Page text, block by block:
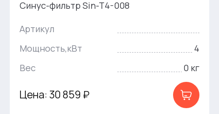
Синус-фильтр Sin-T4-008
Артикул
Мощность,кВт
4
Вес
0 кг
Цена: 30 859 ₽